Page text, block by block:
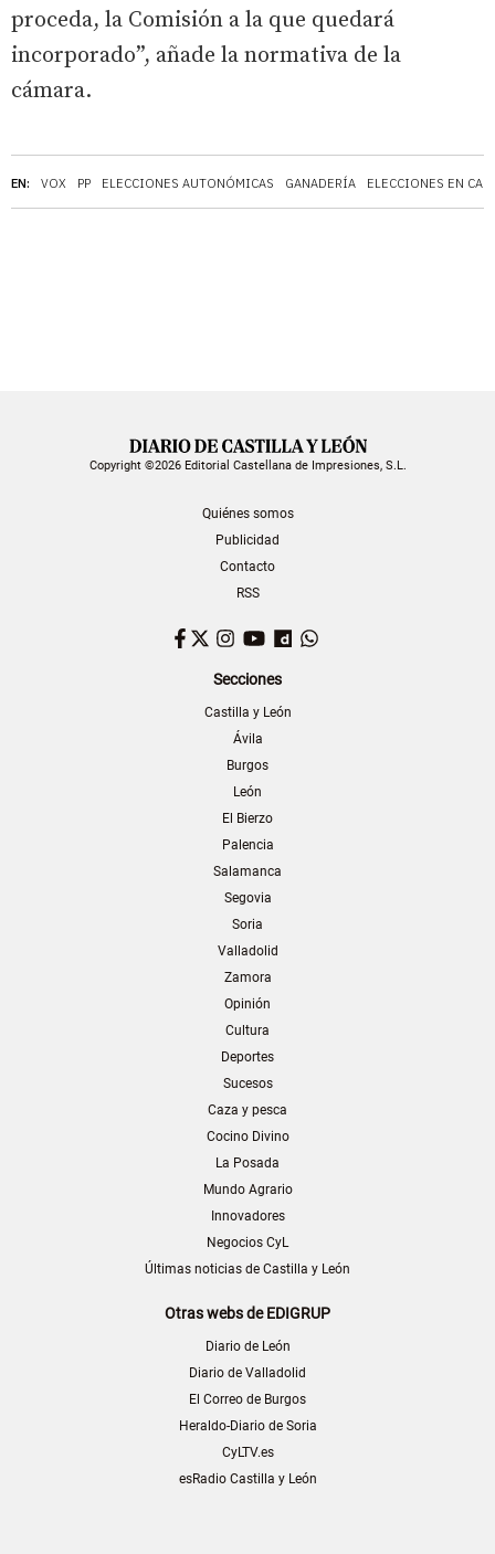
EN: VOX PP ELECCIONES AUTONÓMICAS GANADERÍA ELECCIONES EN
proceda, la Comisión a la que quedará
incorporado”, añade la normativa de la
cámara.
Copyright ©2026 Editorial Castellana de Impresiones, S.L.
Quiénes somos
Publicidad
Contacto
RSS
Facebook
TwitterInstagram
YouTubeDailymotion
Secciones
Castilla y León
Ávila
Burgos
León
El Bierzo
Palencia
Salamanca
Segovia
Soria
Valladolid
Zamora
Opinión
Cultura
Deportes
Sucesos
Caza y pesca
Cocino Divino
La Posada
Mundo Agrario
Innovadores
Negocios CyL
Últimas noticias de Castilla y León
Otras webs de EDIGRUP
Diario de León
Diario de Valladolid
El Correo de Burgos
Heraldo-Diario de Soria
CyLTV.es
esRadio Castilla y León